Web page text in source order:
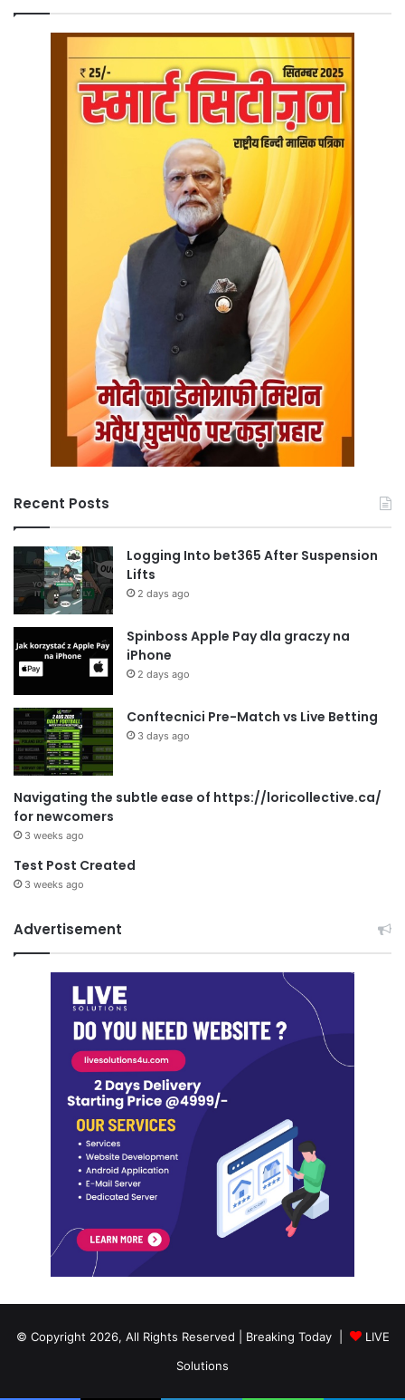
Recent Posts
Logging Into bet365 After Suspension
Lifts
2 days ago
Spinboss Apple Pay dla graczy na
iPhone
2 days ago
Conftecnici Pre-Match vs Live Betting
3 days ago
Navigating the subtle ease of https://loricollective.ca/
for newcomers
3 weeks ago
Test Post Created
3 weeks ago
Advertisement
© Copyright 2026, All Rights Reserved | Breaking Today |
LIVE
Solutions